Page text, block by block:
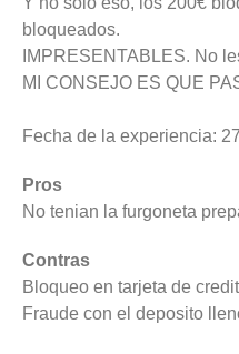
bloqueados.
IMPRESENTABLES. No
MI CONSEJO ES QUE
Fecha de la experiencia:
Pros
No tenian la furgoneta
Contras
Bloqueo en tarjeta de
Fraude con el deposito